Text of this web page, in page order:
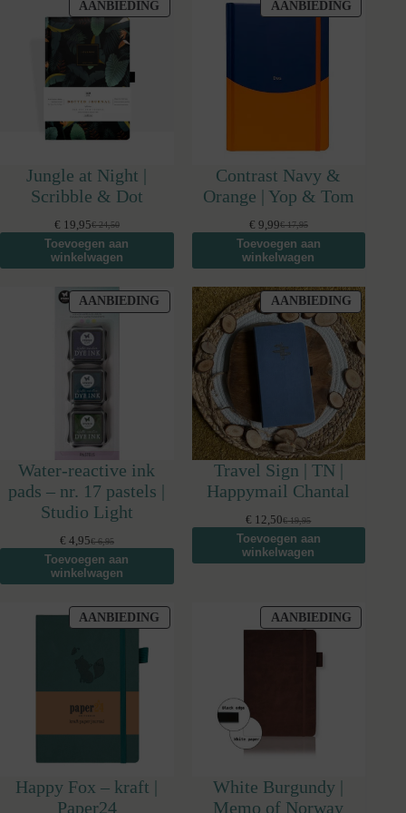
AANBIEDING
IN
Jungle at Night |
Scribble & Dot
€24,50
Oorspronkelijke
prijs
was:
€ 19,95Huidige
prijs
is:
Toevoegen aan
winkelwagen
AANBIEDING
IN
Contrast Navy &
Orange | Yop & Tom
€17,95
Oorspronkelijke
prijs
was:
€ 9,99Huidige
prijs
is:
Toevoegen aan
winkelwagen
AANBIEDING PRODUCT
IN
UITVERKOOP
Water-reactive ink
pads – nr. 17 pastels |
Studio Light
€6,95
Oorspronkelijke
prijs
was:
€ 4,95Huidige
prijs
is:
Toevoegen aan
winkelwagen
AANBIEDING
IN
DE
Travel Sign | TN |
Happymail Chantal
€19,95
Oorspronkelijke
prijs
was:
€ 12,50Huidige
prijs
is:
Toevoegen aan
winkelwagen
AANBIEDING
IN
Happy Fox – kraft |
Paper24
AANBIEDING
IN
White Burgundy |
Memo of Norway